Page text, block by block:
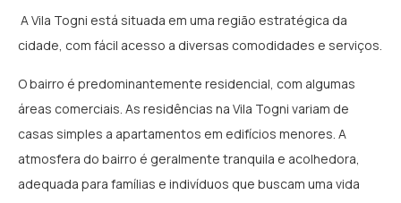
A Vila Togni está situada em uma região estratégica da
cidade, com fácil acesso a diversas comodidades e serviços.
O bairro é predominantemente residencial, com algumas
áreas comerciais. As residências na Vila Togni variam de
casas simples a apartamentos em edifícios menores. A
atmosfera do bairro é geralmente tranquila e acolhedora,
adequada para famílias e indivíduos que buscam uma vida